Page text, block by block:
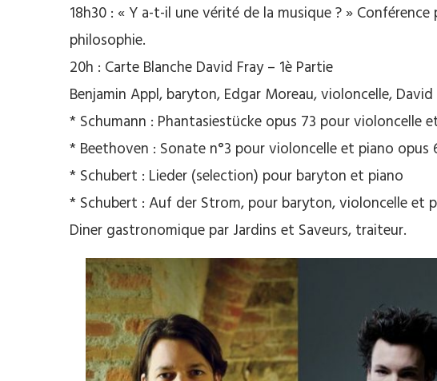
18h30 : « Y a-t-il une vérité de la musique ? »
philosophie.
20h : Carte Blanche David Fray – 1è Partie
Benjamin Appl, baryton, Edgar Moreau, violoncelle, David
* Schumann : Phantasiestücke opus 73 pour violoncelle
* Beethoven : Sonate n°3 pour violoncelle et piano opus
* Schubert : Lieder (selection) pour baryton et piano
* Schubert : Auf der Strom, pour baryton, violoncelle et
Diner gastronomique par Jardins et Saveurs, traiteur.